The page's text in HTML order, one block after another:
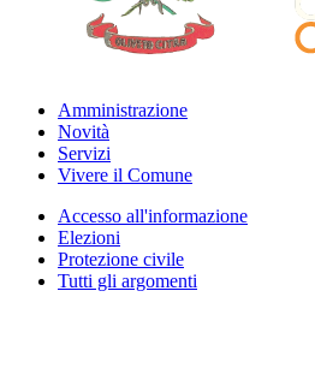
Amministrazione
Novità
Servizi
Vivere il Comune
Accesso all'informazione
Elezioni
Protezione civile
Tutti gli argomenti